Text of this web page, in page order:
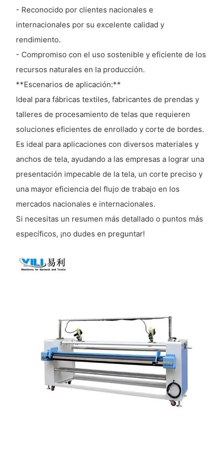
- Reconocido por clientes nacionales e
internacionales por su excelente calidad y
rendimiento.
- Compromiso con el uso sostenible y eficiente de los
recursos naturales en la producción.
**Escenarios de aplicación:**
Ideal para fábricas textiles, fabricantes de prendas y
talleres de procesamiento de telas que requieren
soluciones eficientes de enrollado y corte de bordes.
Es ideal para aplicaciones con diversos materiales y
anchos de tela, ayudando a las empresas a lograr una
presentación impecable de la tela, un corte preciso y
una mayor eficiencia del flujo de trabajo en los
mercados nacionales e internacionales.
Si necesitas un resumen más detallado o puntos más
específicos, ¡no dudes en preguntar!